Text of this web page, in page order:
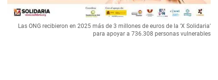
Las ONG recibieron en 2025 más de 3 millones de euros de la 'X Solidaria'
para apoyar a 736.308 personas vulnerables